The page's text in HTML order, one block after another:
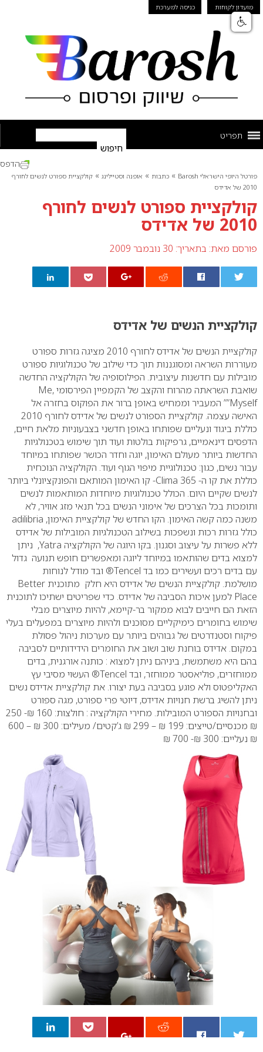
מועדון לקוחות כניסה למערכת
תפריט
פורטל היופי הישראלי Barosh » כתבות » אופנה וסטיילינג » קולקציית ספורט לנשים לחורף
2010 של אדידס
קולקציית ספורט לנשים לחורף
2010 של אדידס
פורסם מאת: בתאריך: 30 נובמבר 2009
הדפס
קולקציית הנשים של אדידס
קולקציית הנשים של אדידס לחורף 2010 מציגה גזרות ספורט
מעוררות השראה ומסוגננות תוך כדי שילוב של טכנולוגיות ספורט
מובילות עם חדשנות עיצובית. הפילוסופיה של הקולקציה החדשה
שואבת השראתה מהרוח והקצב של הקמפיין הפירסומי Me,
Myself”” המעביר וממחיש באופן ברור את הפוקוס בחזרה אל
האישה עצמה.
קולקציית הספורט לנשים של אדידס לחורף 2010
כוללת ביגוד ונעליים שפותחו באופן חדשני בצבעוניות מלאת חיים,
הדפסים דינאמיים, גרפיקות בולטות ועוד תוך שימוש בטכנולגיות
החדשות ביותר מעולם האימון, יוגה וחדר הכושר שפותחו במיוחד
עבור נשים, כגון: טכנולוגיית מיפוי הגוף ועוד. הקולקציה הנוכחית
כוללת את קו ה- Clima 365- קו האימון המותאם והפונקציונלי ביותר
לנשים שקיים היום. הכולל טכנולוגיות מיוחדות המותאמות לנשים
ותומכות בכל הצרכים של אימוני הנשים בכל תנאי מזג אוויר, לא
משנה כמה קשה האימון.
הקו החדש של קולקציית האימון, adilibria
כולל גזרות רכות ונשפכות בשילוב הטכנולגיות המובילות של אדידס
ללא פשרות על עיצוב וסגנון.
בקו היוגה של הקולקציה Yatra, ניתן
למצוא בדים שהותאמו במיוחד ליוגה ומאפשרים חופש תנועה גדול
עם בדים רכים ועשירים כמו בד Tencel® ובד מודל לנוחות
מושלמת.
קולקציית הנשים של אדידס היא חלק מתוכנית Better
Place למען איכות הסביבה של אדידס. כדי שפריטים ישתיכו לתוכנית
הזאת הם חייבים לבוא ממקור בר-קיימא, להיות מיוצרים מבלי
שימוש בחומרים כימיקליים מסוכנים ולהיות מיוצרים במפעלים בעלי
פיקוח וסטנדרטים של גבוהים ביותר עם מערכות ניהול פסולת
במקום. אדידס בוחנת שוב ושוב את החומרים הידידותיים לסביבה
בהם היא משתמשת, ביניהם ניתן למצוא : כותנה אורגנית, בדים
ממוחזרים, פוליאסטר ממוחזר, ובד Tencel® העשוי מסיבי עץ
האקליפטוס ולא פוגע בסביבה בעת יצורו. את קולקציית אדידס נשים
ניתן להשיג ברשת חנויות אדידס, דיוטי פרי ספורט, מגה ספורט
ובחנויות הספורט המובילות. מחירי הקולקציה :
חולצות: 160 ₪- 250
₪ מכנסיים/טייצים: 199 ₪ – 299 ₪
ג’קטים/ מעילים: 300 ₪ – 600
₪ נעליים: 300 ₪- 700 ₪